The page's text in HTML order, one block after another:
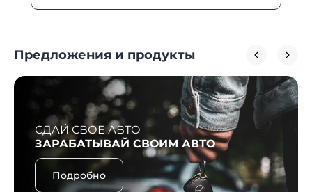
Предложения и продукты
СДАЙ СВОЕ АВТО
ЗАРАБАТЫВАЙ СВОИМ АВТО
Подробно